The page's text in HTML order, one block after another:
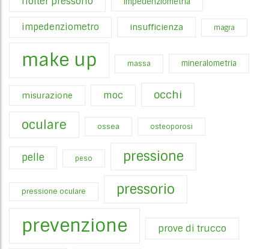
impedenziometro insufficienza magra
make up massa mineralometria
misurazione moc occhi
oculare ossea osteoporosi
pelle peso pressione
pressione oculare pressorio
prevenzione prove di trucco